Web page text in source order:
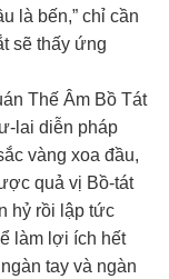
là bến,” chỉ cần
sẽ thấy ứng
Thế Âm Bồ Tát
lai diễn pháp
vàng xoa đầu,
quả vị Bồ-tát
hỷ rồi lập tức
làm lợi ích hết
tay và ngàn